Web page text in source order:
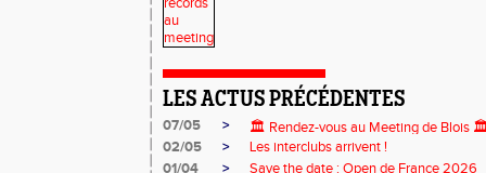
LES ACTUS PRÉCÉDENTES
07/05 >
🏛️ Rendez-vous au Meeting de Blois
02/05
>
Les interclubs arrivent !
01/04
>
Save the date : Open de France 2026